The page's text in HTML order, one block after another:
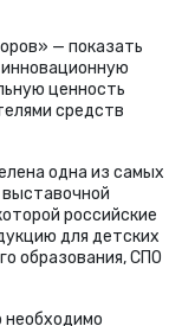
— показать
ценность
средств
одна из самых
российские
для детских
образования, СПО
необходимо